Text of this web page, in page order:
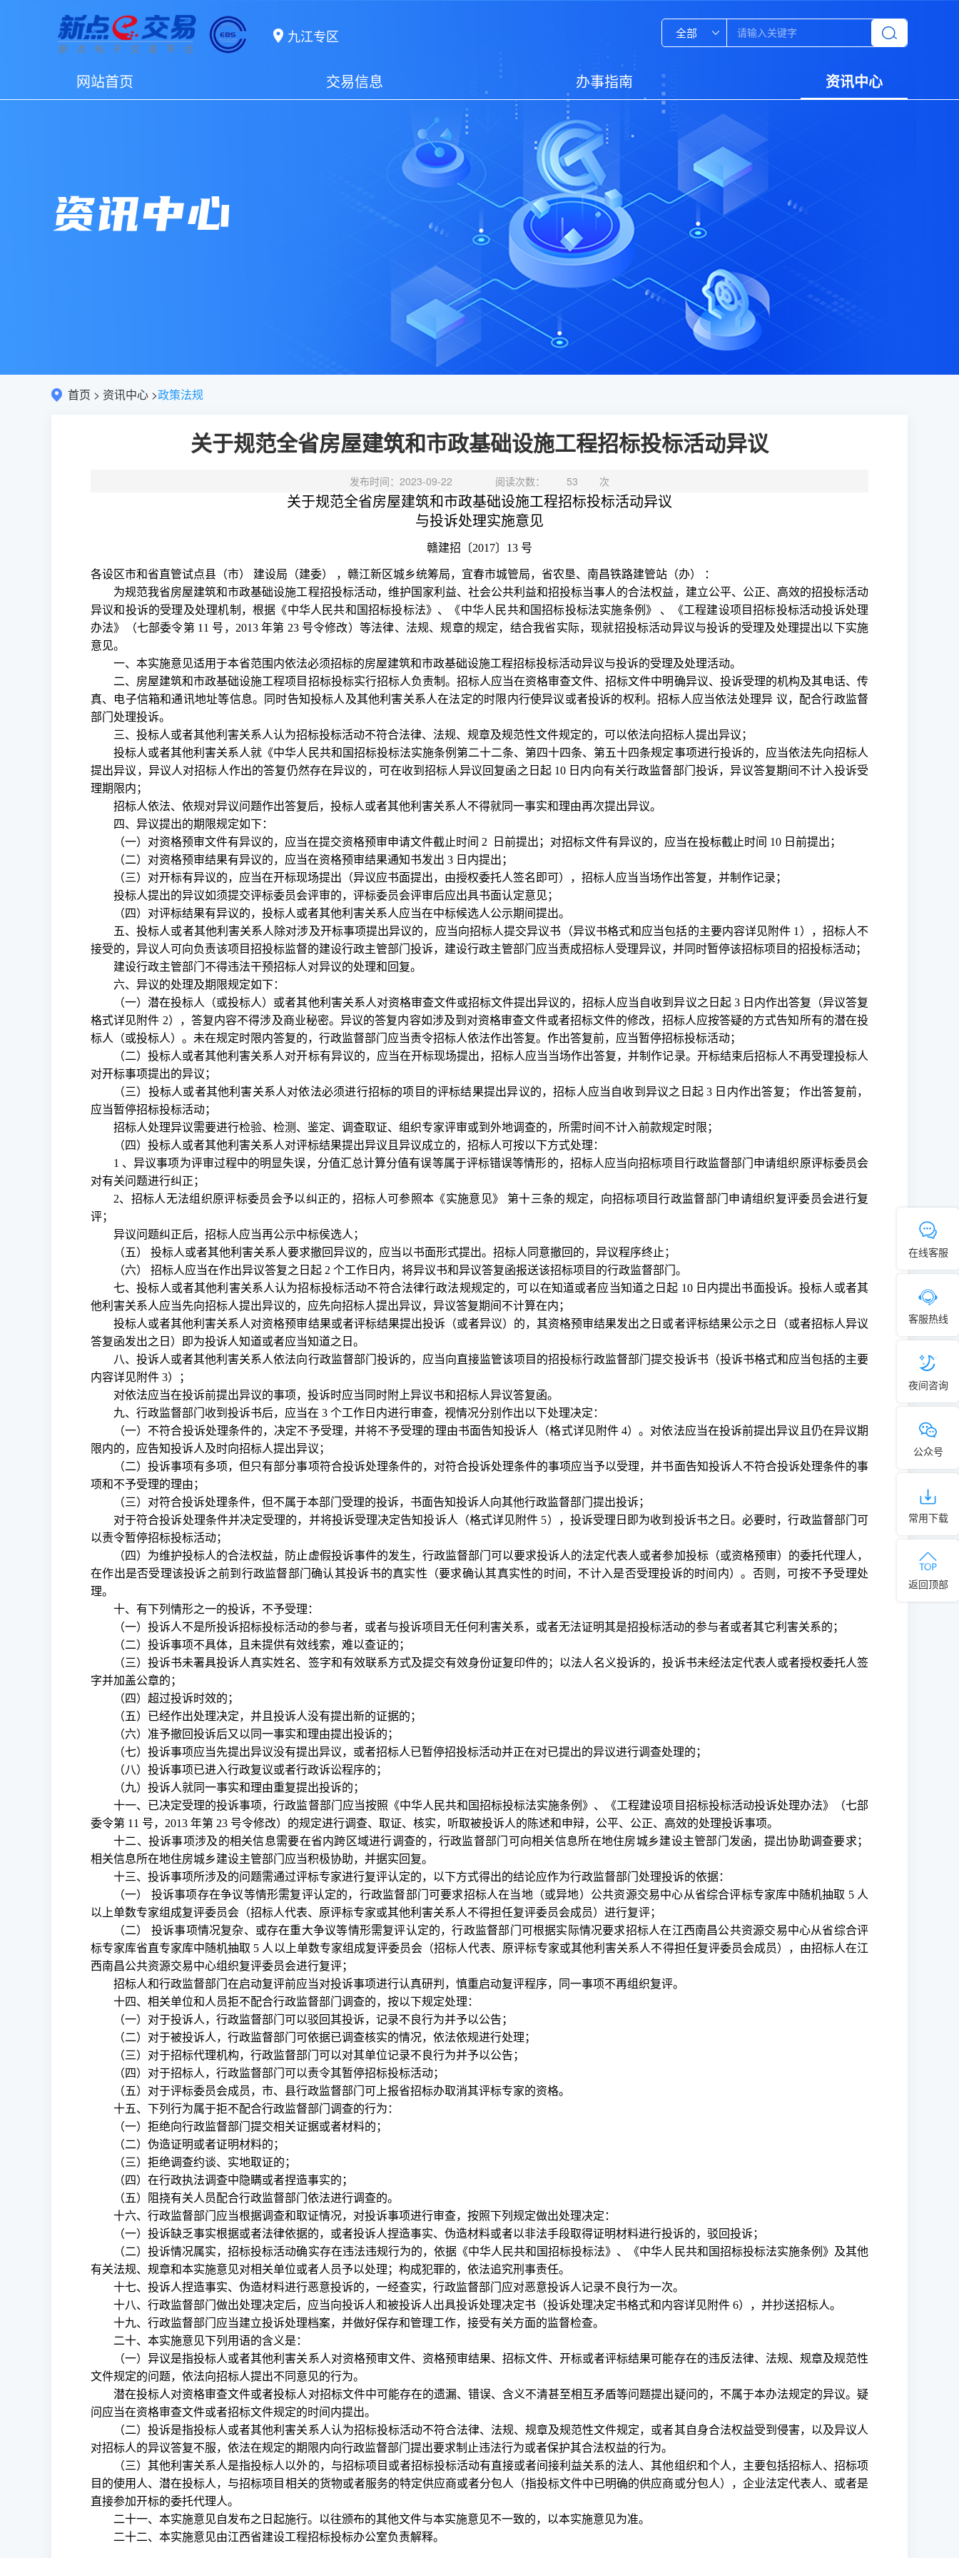
九江专区 全部
网站首页 交易信息 办事指南 资讯中心
在线客服
客服热线
夜间咨询
公众号
常用下载
返回顶部
资讯中心
首页 > 资讯中心 >政策法规
关于规范全省房屋建筑和市政基础设施工程招标投标活动异议
发布时间：2023-09-22 阅读次数： 53 次
关于规范全省房屋建筑和市政基础设施工程招标投标活动异议
与投诉处理实施意见
赣建招〔2017〕13 号
各设区市和省直管试点县（市） 建设局（建委） ，赣江新区城乡统筹局，宜春市城管局，省农垦、南昌铁路建管站（办）
：
为规范我省房屋建筑和市政基础设施工程招投标活动，维护国家利益、社会公共利益和招投标当事人的合法权益，建立公平、公正、高效的招投标活动
异议和投诉的受理及处理机制，根据《中华人民共和国招标投标法》、《中华人民共和国招标投标法实施条例》
、《工程建设项目招标投标活动投诉处理
办法》（七部委令第 11 号，2013 年第 23 号令修改）等法律、法规、规章的规定，结合我省实际，现就招投标活动异议与投诉的受理及处理提出以下实施
意见。
一、本实施意见适用于本省范围内依法必须招标的房屋建筑和市政基础设施工程招标投标活动异议与投诉的受理及处理活动。
二、房屋建筑和市政基础设施工程项目招标投标实行招标人负责制。招标人应当在资格审查文件、招标文件中明确异议、投诉受理的机构及其电话、传
真、电子信箱和通讯地址等信息。同时告知投标人及其他利害关系人在法定的时限内行使异议或者投诉的权利。招标人应当依法处理异 议，配合行政监督
部门处理投诉。
三、投标人或者其他利害关系人认为招标投标活动不符合法律、法规、规章及规范性文件规定的，可以依法向招标人提出异议；
投标人或者其他利害关系人就《中华人民共和国招标投标法实施条例第二十二条、第四十四条、第五十四条规定事项进行投诉的，应当依法先向招标人
提出异议，异议人对招标人作出的答复仍然存在异议的，可在收到招标人异议回复函之日起 10 日内向有关行政监督部门投诉，异议答复期间不计入投诉受
理期限内；
招标人依法、依规对异议问题作出答复后，投标人或者其他利害关系人不得就同一事实和理由再次提出异议。
四、异议提出的期限规定如下：
（一）对资格预审文件有异议的，应当在提交资格预审申请文件截止时间 2 日前提出；对招标文件有异议的，应当在投标截止时间 10 日前提出；
（二）对资格预审结果有异议的，应当在资格预审结果通知书发出 3 日内提出；
（三）对开标有异议的，应当在开标现场提出（异议应书面提出，由授权委托人签名即可），招标人应当当场作出答复，并制作记录；
投标人提出的异议如须提交评标委员会评审的，评标委员会评审后应出具书面认定意见；
（四）对评标结果有异议的，投标人或者其他利害关系人应当在中标候选人公示期间提出。
五、投标人或者其他利害关系人除对涉及开标事项提出异议的，应当向招标人提交异议书（异议书格式和应当包括的主要内容详见附件 1），招标人不
接受的，异议人可向负责该项目招投标监督的建设行政主管部门投诉，建设行政主管部门应当责成招标人受理异议，并同时暂停该招标项目的招投标活动；
建设行政主管部门不得违法干预招标人对异议的处理和回复。
六、异议的处理及期限规定如下：
（一）潜在投标人（或投标人）或者其他利害关系人对资格审查文件或招标文件提出异议的，招标人应当自收到异议之日起 3 日内作出答复（异议答复
格式详见附件 2），答复内容不得涉及商业秘密。异议的答复内容如涉及到对资格审查文件或者招标文件的修改，招标人应按答疑的方式告知所有的潜在投
标人（或投标人）。未在规定时限内答复的，行政监督部门应当责令招标人依法作出答复。作出答复前，应当暂停招标投标活动；
（二）投标人或者其他利害关系人对开标有异议的，应当在开标现场提出，招标人应当当场作出答复，并制作记录。开标结束后招标人不再受理投标人
对开标事项提出的异议；
（三）投标人或者其他利害关系人对依法必须进行招标的项目的评标结果提出异议的，招标人应当自收到异议之日起 3 日内作出答复； 作出答复前，
应当暂停招标投标活动；
招标人处理异议需要进行检验、检测、鉴定、调查取证、组织专家评审或到外地调查的，所需时间不计入前款规定时限；
（四）投标人或者其他利害关系人对评标结果提出异议且异议成立的，招标人可按以下方式处理：
1 、异议事项为评审过程中的明显失误，分值汇总计算分值有误等属于评标错误等情形的，招标人应当向招标项目行政监督部门申请组织原评标委员会
对有关问题进行纠正；
2、招标人无法组织原评标委员会予以纠正的，招标人可参照本《实施意见》 第十三条的规定，向招标项目行政监督部门申请组织复评委员会进行复
评；
异议问题纠正后，招标人应当再公示中标侯选人；
（五）
投标人或者其他利害关系人要求撤回异议的，应当以书面形式提出。招标人同意撤回的，异议程序终止；
（六）
招标人应当在作出异议答复之日起 2 个工作日内，将异议书和异议答复函报送该招标项目的行政监督部门。
七、投标人或者其他利害关系人认为招标投标活动不符合法律行政法规规定的，可以在知道或者应当知道之日起 10 日内提出书面投诉。投标人或者其
他利害关系人应当先向招标人提出异议的，应先向招标人提出异议，异议答复期间不计算在内；
投标人或者其他利害关系人对资格预审结果或者评标结果提出投诉（或者异议）的，其资格预审结果发出之日或者评标结果公示之日（或者招标人异议
答复函发出之日）即为投诉人知道或者应当知道之日。
八、投诉人或者其他利害关系人依法向行政监督部门投诉的，应当向直接监管该项目的招投标行政监督部门提交投诉书（投诉书格式和应当包括的主要
内容详见附件 3）；
对依法应当在投诉前提出异议的事项，投诉时应当同时附上异议书和招标人异议答复函。
九、行政监督部门收到投诉书后，应当在 3 个工作日内进行审查，视情况分别作出以下处理决定：
（一）不符合投诉处理条件的，决定不予受理，并将不予受理的理由书面告知投诉人（格式详见附件 4）。对依法应当在投诉前提出异议且仍在异议期
限内的，应告知投诉人及时向招标人提出异议；
（二）投诉事项有多项，但只有部分事项符合投诉处理条件的，对符合投诉处理条件的事项应当予以受理，并书面告知投诉人不符合投诉处理条件的事
项和不予受理的理由；
（三）对符合投诉处理条件，但不属于本部门受理的投诉，书面告知投诉人向其他行政监督部门提出投诉；
对于符合投诉处理条件并决定受理的，并将投诉受理决定告知投诉人（格式详见附件 5），投诉受理日即为收到投诉书之日。必要时，行政监督部门可
以责令暂停招标投标活动；
（四）为维护投标人的合法权益，防止虚假投诉事件的发生，行政监督部门可以要求投诉人的法定代表人或者参加投标（或资格预审）的委托代理人，
在作出是否受理该投诉之前到行政监督部门确认其投诉书的真实性（要求确认其真实性的时间，不计入是否受理投诉的时间内）。否则，可按不予受理处
理。
十、有下列情形之一的投诉，不予受理：
（一）投诉人不是所投诉招标投标活动的参与者，或者与投诉项目无任何利害关系，或者无法证明其是招投标活动的参与者或者其它利害关系的；
（二）投诉事项不具体，且未提供有效线索，难以查证的；
（三）投诉书未署具投诉人真实姓名、签字和有效联系方式及提交有效身份证复印件的；以法人名义投诉的，投诉书未经法定代表人或者授权委托人签
字并加盖公章的；
（四）超过投诉时效的；
（五）已经作出处理决定，并且投诉人没有提出新的证据的；
（六）准予撤回投诉后又以同一事实和理由提出投诉的；
（七）投诉事项应当先提出异议没有提出异议，或者招标人已暂停招投标活动并正在对已提出的异议进行调查处理的；
（八）投诉事项已进入行政复议或者行政诉讼程序的；
（九）投诉人就同一事实和理由重复提出投诉的；
十一、已决定受理的投诉事项，行政监督部门应当按照《中华人民共和国招标投标法实施条例》、《工程建设项目招标投标活动投诉处理办法》（七部
委令第 11 号，2013 年第 23 号令修改）的规定进行调查、取证、核实，听取被投诉人的陈述和申辩，公平、公正、高效的处理投诉事项。
十二、投诉事项涉及的相关信息需要在省内跨区域进行调查的，行政监督部门可向相关信息所在地住房城乡建设主管部门发函，提出协助调查要求；
相关信息所在地住房城乡建设主管部门应当积极协助，并据实回复。
十三、投诉事项所涉及的问题需通过评标专家进行复评认定的，以下方式得出的结论应作为行政监督部门处理投诉的依据：
（一）
投诉事项存在争议等情形需复评认定的，行政监督部门可要求招标人在当地（或异地）公共资源交易中心从省综合评标专家库中随机抽取 5 人
以上单数专家组成复评委员会（招标人代表、原评标专家或其他利害关系人不得担任复评委员会成员）进行复评；
（二）
投诉事项情况复杂、或存在重大争议等情形需复评认定的，行政监督部门可根据实际情况要求招标人在江西南昌公共资源交易中心从省综合评
标专家库省直专家库中随机抽取 5 人以上单数专家组成复评委员会（招标人代表、原评标专家或其他利害关系人不得担任复评委员会成员），由招标人在江
西南昌公共资源交易中心组织复评委员会进行复评；
招标人和行政监督部门在启动复评前应当对投诉事项进行认真研判，慎重启动复评程序，同一事项不再组织复评。
十四、相关单位和人员拒不配合行政监督部门调查的，按以下规定处理：
（一）对于投诉人，行政监督部门可以驳回其投诉，记录不良行为并予以公告；
（二）对于被投诉人，行政监督部门可依据已调查核实的情况，依法依规进行处理；
（三）对于招标代理机构，行政监督部门可以对其单位记录不良行为并予以公告；
（四）对于招标人，行政监督部门可以责令其暂停招标投标活动；
（五）对于评标委员会成员，市、县行政监督部门可上报省招标办取消其评标专家的资格。
十五、下列行为属于拒不配合行政监督部门调查的行为：
（一）拒绝向行政监督部门提交相关证据或者材料的；
（二）伪造证明或者证明材料的；
（三）拒绝调查约谈、实地取证的；
（四）在行政执法调查中隐瞒或者捏造事实的；
（五）阻挠有关人员配合行政监督部门依法进行调查的。
十六、行政监督部门应当根据调查和取证情况，对投诉事项进行审查，按照下列规定做出处理决定：
（一）投诉缺乏事实根据或者法律依据的，或者投诉人捏造事实、伪造材料或者以非法手段取得证明材料进行投诉的，驳回投诉；
（二）投诉情况属实，招标投标活动确实存在违法违规行为的，依据《中华人民共和国招标投标法》、《中华人民共和国招标投标法实施条例》及其他
有关法规、规章和本实施意见对相关单位或者人员予以处理；构成犯罪的，依法追究刑事责任。
十七、投诉人捏造事实、伪造材料进行恶意投诉的，一经查实，行政监督部门应对恶意投诉人记录不良行为一次。
十八、行政监督部门做出处理决定后，应当向投诉人和被投诉人出具投诉处理决定书（投诉处理决定书格式和内容详见附件 6），并抄送招标人。
十九、行政监督部门应当建立投诉处理档案，并做好保存和管理工作，接受有关方面的监督检查。
二十、本实施意见下列用语的含义是：
（一）异议是指投标人或者其他利害关系人对资格预审文件、资格预审结果、招标文件、开标或者评标结果可能存在的违反法律、法规、规章及规范性
文件规定的问题，依法向招标人提出不同意见的行为。
潜在投标人对资格审查文件或者投标人对招标文件中可能存在的遗漏、错误、含义不清甚至相互矛盾等问题提出疑问的，不属于本办法规定的异议。疑
问应当在资格审查文件或者招标文件规定的时间内提出。
（二）投诉是指投标人或者其他利害关系人认为招标投标活动不符合法律、法规、规章及规范性文件规定，或者其自身合法权益受到侵害，以及异议人
对招标人的异议答复不服，依法在规定的期限内向行政监督部门提出要求制止违法行为或者保护其合法权益的行为。
（三）其他利害关系人是指投标人以外的，与招标项目或者招标投标活动有直接或者间接利益关系的法人、其他组织和个人，主要包括招标人、招标项
目的使用人、潜在投标人，与招标项目相关的货物或者服务的特定供应商或者分包人（指投标文件中已明确的供应商或分包人），企业法定代表人、或者是
直接参加开标的委托代理人。
二十一、本实施意见自发布之日起施行。以往颁布的其他文件与本实施意见不一致的，以本实施意见为准。
二十二、本实施意见由江西省建设工程招标投标办公室负责解释。